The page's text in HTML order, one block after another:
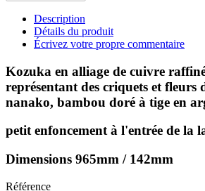
Description
Détails du produit
Écrivez votre propre commentaire
Kozuka en alliage de cuivre
représentant des criquets et fleurs
nanako, bambou doré à tige en
petit enfoncement à l'entrée de la
Dimensions 965mm / 142mm
Référence